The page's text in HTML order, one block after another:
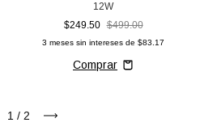
12W
$249.50 $499.00
3 meses sin intereses de $83.17
1 / 2